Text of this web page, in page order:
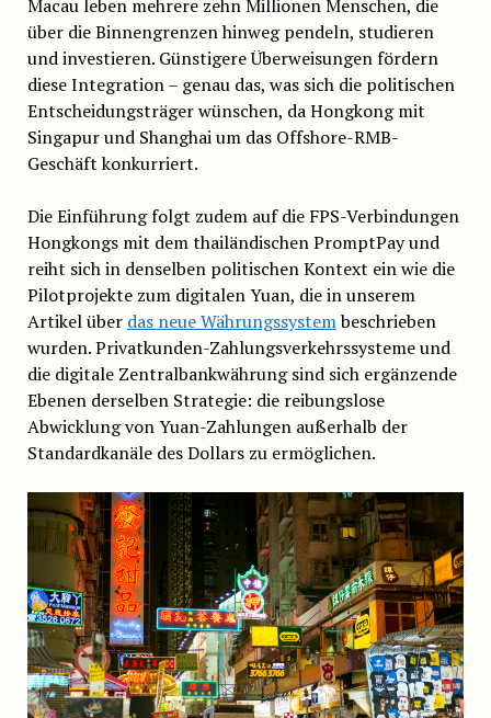
Macau leben mehrere zehn Millionen Menschen, die
über die Binnengrenzen hinweg pendeln, studieren
und investieren. Günstigere Überweisungen fördern
diese Integration – genau das, was sich die politischen
Entscheidungsträger wünschen, da Hongkong mit
Singapur und Shanghai um das Offshore-RMB-
Geschäft konkurriert.
Die Einführung folgt zudem auf die FPS-Verbindungen
Hongkongs mit dem thailändischen PromptPay und
reiht sich in denselben politischen Kontext ein wie die
Pilotprojekte zum digitalen Yuan, die in unserem
Artikel über das neue Währungssystembeschrieben
wurden. Privatkunden-Zahlungsverkehrssysteme und
die digitale Zentralbankwährung sind sich ergänzende
Ebenen derselben Strategie: die reibungslose
Abwicklung von Yuan-Zahlungen außerhalb der
Standardkanäle des Dollars zu ermöglichen.